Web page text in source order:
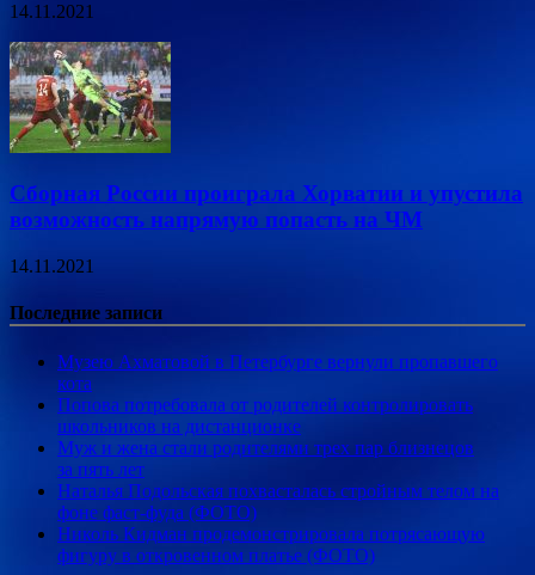
14.11.2021
Сборная России проиграла Хорватии и упустила
возможность напрямую попасть на ЧМ
14.11.2021
Последние записи
Музею Ахматовой в Петербурге вернули пропавшего
кота
Попова потребовала от родителей контролировать
школьников на дистанционке
Муж и жена стали родителями трех пар близнецов
за пять лет
Наталья Подольская похвасталась стройным телом на
фоне фаст-фуда (ФОТО)
Николь Кидман продемонстрировала потрясающую
фигуру в откровенном платье (ФОТО)